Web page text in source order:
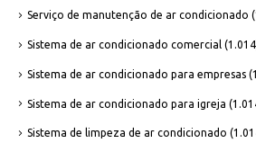
Serviço de manutenção de ar condicionado
Sistema de ar condicionado comercial
Sistema de ar condicionado para empresas
Sistema de ar condicionado para igreja
Sistema de limpeza de ar condicionado